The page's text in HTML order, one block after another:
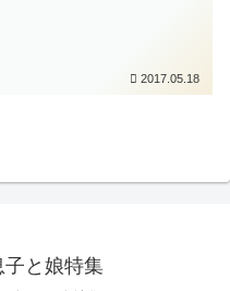
2017.05.18
と娘特集